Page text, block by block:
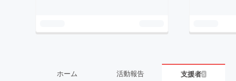
ホーム 活動報告 支援者5